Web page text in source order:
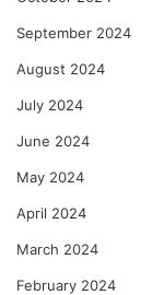
September 2024
August 2024
July 2024
June 2024
May 2024
April 2024
March 2024
February 2024